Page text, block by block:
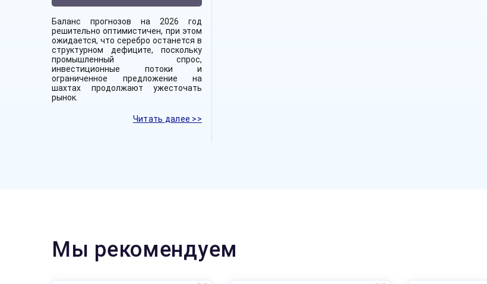
Баланс прогнозов на 2026 год
решительно оптимистичен, при этом
ожидается, что серебро останется в
структурном дефиците, поскольку
промышленный спрос,
инвестиционные потоки и
ограниченное предложение на
шахтах продолжают ужесточать
рынок.
Читать далее >>
Мы рекомендуем